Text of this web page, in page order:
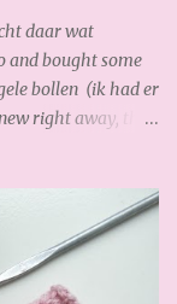
daar wat
and bought some
bollen (ik had er
right away, that
al weer binnen,
ordered online
Gisteren
mee!!! Heerlijk